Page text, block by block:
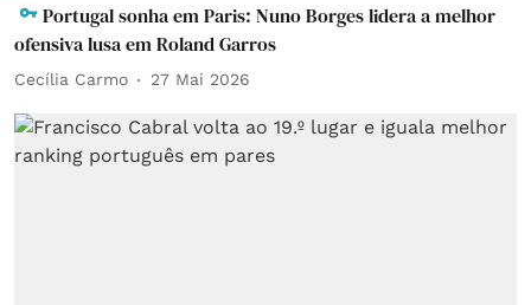
Portugal sonha em Paris: Nuno Borges lidera a melhor
ofensiva lusa em Roland Garros
Cecília Carmo 27 Mai 2026